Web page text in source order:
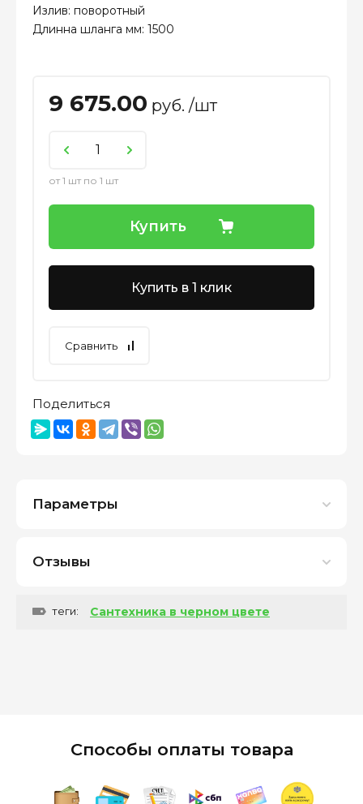
Излив: поворотный
Длинна шланга мм: 1500
9 675.00 руб. /шт
от 1 шт по 1 шт
Купить
Купить в 1 клик
Сравнить
Поделиться
Параметры
Отзывы
теги: Сантехника в черном цвете
Способы оплаты товара